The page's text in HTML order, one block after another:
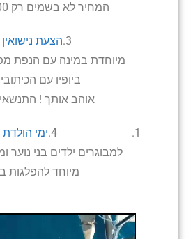
המחיר לא בשמים רק 900 ש"ח.
3. הצעת נישואין
מיוחדת במינה עם הנפת
ביופיו עם
אוהב אותך ! התנשאי
4. ימי הולדת
למבוגרים ילדים בני נוער
מיוחד להפלגות